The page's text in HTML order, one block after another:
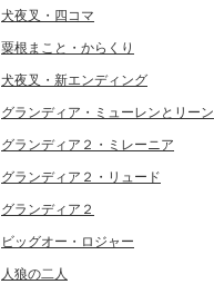
犬夜叉・四コマ
粟根まこと・からくり
犬夜叉・新エンディング
グランディア・ミューレンとリーン
グランディア２・ミレーニア
グランディア２・リュード
グランディア２
ビッグオー・ロジャー
人狼の二人